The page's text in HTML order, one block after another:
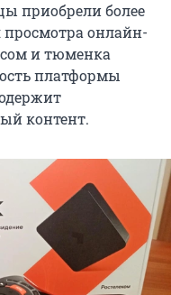
приобрели более
просмотра онлайн-
и тюменка
платформы
контент.